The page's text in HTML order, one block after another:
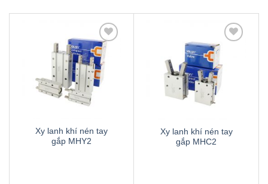
Thêm
to
wishlist
Xy lanh khí nén tay
gắp MHY2
wishlist
Xy lanh khí nén tay
gắp MHC2